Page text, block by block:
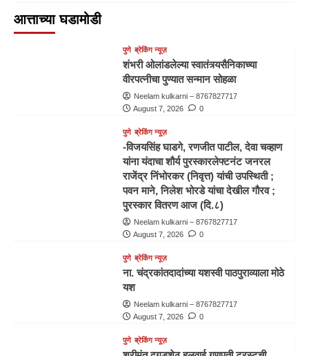
आत्ताच्या घडामोडी
पुणे ब्रेकिंग न्यूज़
शंभरी ओलांडलेल्या स्वातंत्र्यसैनिकाच्या
वीरपत्नीचा पुण्यात सन्मान सोहळा
Neelam kulkarni – 8767827717
August 7, 2026
0
पुणे ब्रेकिंग न्यूज़
-विजयसिंह घाडगे, रणजीत पाटील, देवा चव्हाण
यांना यंदाचा शौर्य पुरस्कारलेफ्टनंट जनरल
राजेंद्र निंभोरकर (निवृत्त) यांची उपस्थिती ;
पवन माने, निलेश भोरडे यांचा देखील गौरव ;
पुरस्कार वितरण आज (दि.८)
Neelam kulkarni – 8767827717
August 7, 2026
0
पुणे ब्रेकिंग न्यूज़
ना. चंद्रकांतदादांच्या यशस्वी पाठपुराव्याला मोठे
यश
Neelam kulkarni – 8767827717
August 7, 2026
0
पुणे ब्रेकिंग न्यूज़